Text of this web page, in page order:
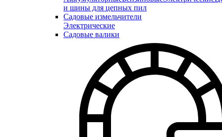
и шины для цепных пил
Садовые измельчители
Электрические
Садовые валики